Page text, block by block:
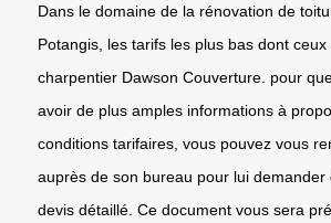
Dans le domaine de la rénovation de
Potangis, les tarifs les plus bas dont
charpentier Dawson Couverture. pour
avoir de plus amples informations à
conditions tarifaires, vous pouvez vous
auprès de son bureau pour lui demander
devis détaillé. Ce document vous sera